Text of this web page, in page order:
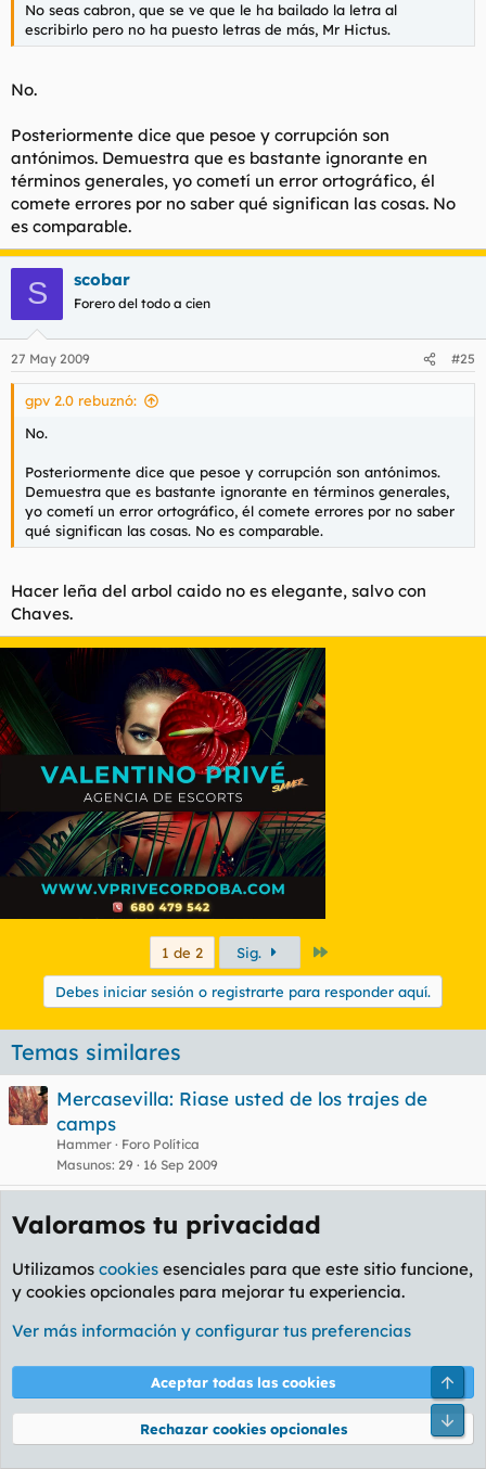
No seas cabron, que se ve que le ha bailado la letra al
escribirlo pero no ha puesto letras de más, Mr Hictus.
No.
Posteriormente dice que pesoe y corrupción son
antónimos. Demuestra que es bastante ignorante en
términos generales, yo cometí un error ortográfico, él
comete errores por no saber qué significan las cosas. No
es comparable.
S scobar
Forero del todo a cien
27 May 2009 #25
gpv 2.0 rebuznó:
No.
Posteriormente dice que pesoe y corrupción son antónimos.
Demuestra que es bastante ignorante en términos generales,
yo cometí un error ortográfico, él comete errores por no saber
qué significan las cosas. No es comparable.
Hacer leña del arbol caido no es elegante, salvo con
Chaves.
1 de 2 Sig.
Debes iniciar sesión o registrarte para responder aquí.
Temas similares
Mercasevilla: Riase usted de los trajes de
camps
Hammer
Foro Política
Masunos 29 16 Sep 2009
Trincan a Chaves con la subvencion a "Mihita"
Hammer Foro Política
Por fin una medida de autentico socialismo
Masunos 15 28 Jun 2009
Empresa Taiwanesa saca condones a
medida...
Foro General
Masunos 10 1 Feb 2005
Valoramos tu privacidad
Utilizamos cookies esenciales para que este sitio funcione,
y cookies opcionales para mejorar tu experiencia.
Ver más información y configurar tus preferencias
Aceptar todas las cookies
Rechazar cookies opcionales
Pie